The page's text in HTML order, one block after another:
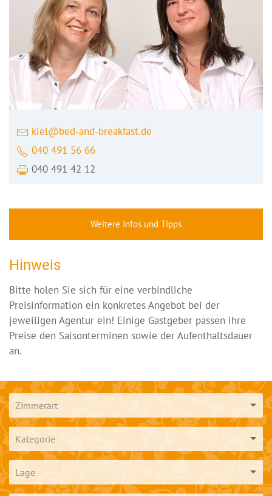
kiel@bed-and-breakfast.de
040 491 56 66
040 491 42 12
Weitere Infos und Tipps
Hinweis
Bitte holen Sie sich für eine verbindliche
Preisinformation ein konkretes Angebot bei der
jeweiligen Agentur ein! Einige Gastgeber passen ihre
Preise den Saisonterminen sowie der Aufenthaltsdauer
an.
Zimmerart
Kategorie
Lage